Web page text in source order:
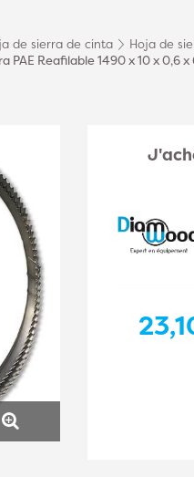
de sierra de cinta
Hoja de
PAE Reafilable 1490 x 10 x 0,6 x